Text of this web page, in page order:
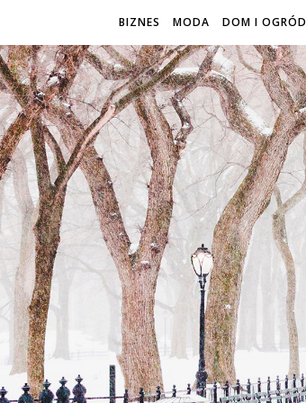
BIZNES MODA DOM I OGRÓD